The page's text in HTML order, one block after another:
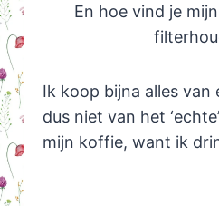
En hoe vind je
Ik koop bijna alles van
dus niet van het
mijn koffie, want ik